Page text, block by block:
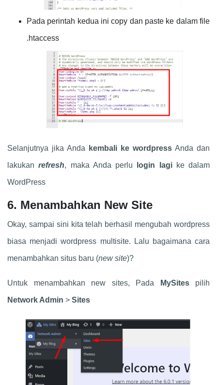
Pada perintah kedua ini copy dan paste ke dalam file
.htaccess
Selanjutnya jika Anda kembali ke wordpress Anda dan
lakukanrefresh, maka Anda perlu login lagi ke dalam
WordPress
6. Menambahkan New Site
Okay, sampai sini kita telah berhasil mengubah wordpress
biasa menjadi wordpress multisite. Lalu bagaimana cara
menambahkan situs baru (new site)?
Untuk menambahkan new sites, Pada MySites pilih
Network Admin > Sites